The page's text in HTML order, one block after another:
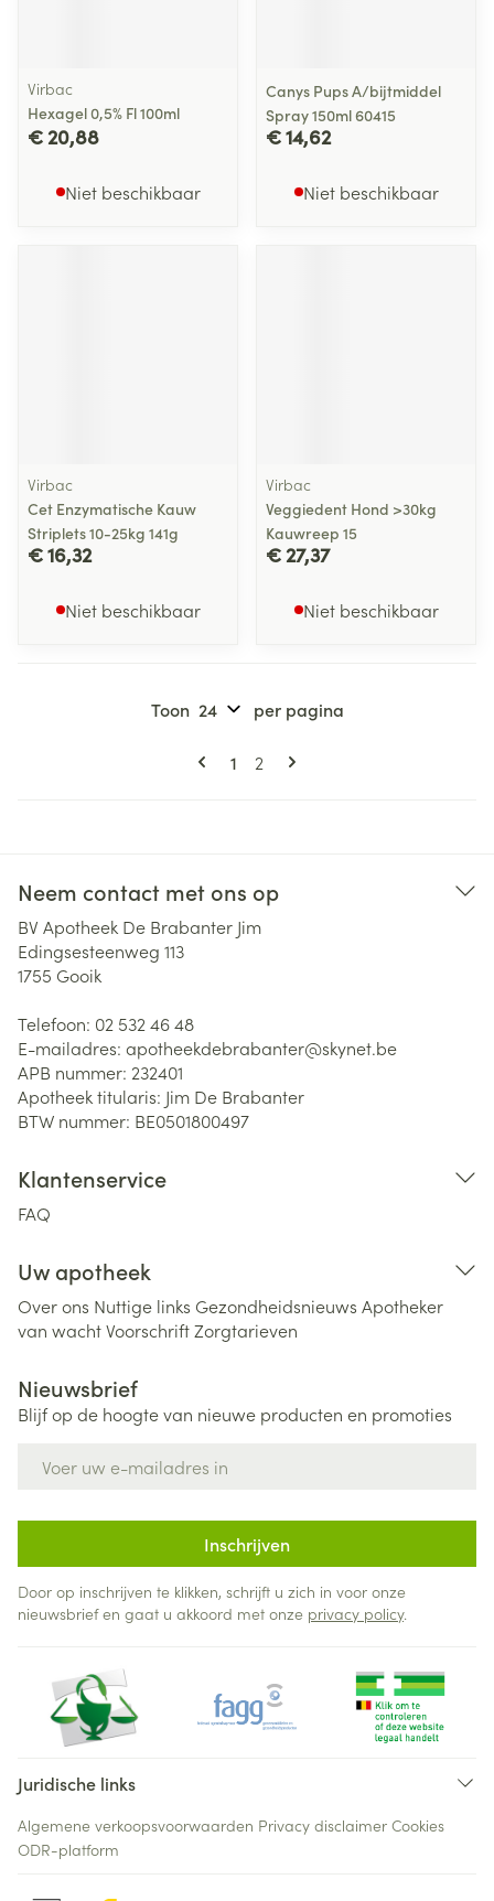
Virbac
Hexagel 0,5% Fl 100ml
€ 20,88
Niet beschikbaar
Canys Pups A/bijtmiddel
Spray 150ml 60415
€ 14,62
Niet beschikbaar
Virbac
Cet Enzymatische Kauw
Striplets 10-25kg 141g
€ 16,32
Niet beschikbaar
Virbac
Veggiedent Hond >30kg
Kauwreep 15
€ 27,37
Niet beschikbaar
Pagina's
U lees momenteel pagina
1 Pagina
2
Toon per pagina
Neem contact met ons op
BV Apotheek De Brabanter Jim
Edingsesteenweg 113
1755 Gooik
Telefoon: 02 532 46 48
E-mailadres: apotheekdebrabanter@skynet.be
APB nummer: 232401
Apotheek titularis: Jim De Brabanter
BTW nummer: BE0501800497
Klantenservice
FAQ
Uw apotheek
Over ons Nuttige links Gezondheidsnieuws Apotheker
van wachtVoorschriftZorgtarieven
Nieuwsbrief
Blijf op de hoogte van nieuwe producten en promoties
Inschrijven
Door op inschrijven te klikken, schrijft u zich in voor onze
nieuwsbrief en gaat u akkoord met onze privacy policy.
Juridische links
Algemene verkoopsvoorwaarden Privacy disclaimer Cookies
ODR-platform